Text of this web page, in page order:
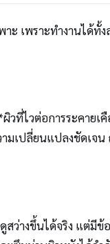
เพราะทำงานได้ทั้ง
ที่ไวต่อการระคายเคื
มเปลี่ยนแปลงชัดเจ
ว่างขึ้นได้จริง แต่มีข้